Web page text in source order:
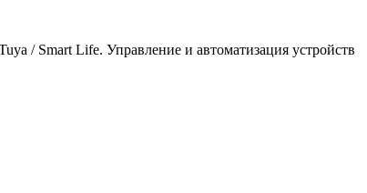
/ Smart Life. Управление и автоматизация устройств